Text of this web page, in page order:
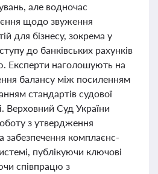
але водночас
щодо звуження
для бізнесу, зокрема у
до банківських рахунків
Експерти наголошують на
балансу між посиленням
стандартів судової
Верховний Суд України
з утвердження
забезпечення комплаєнс-
публікуючи ключові
співпрацю з